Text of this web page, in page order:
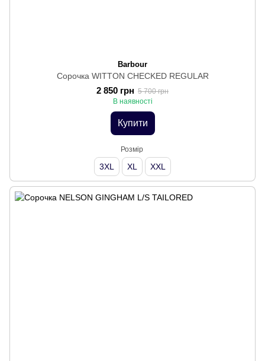
Barbour
Сорочка WITTON CHECKED REGULAR
2 850 грн 5 700 грн
В наявності
Купити
Розмір
3XL XL XXL